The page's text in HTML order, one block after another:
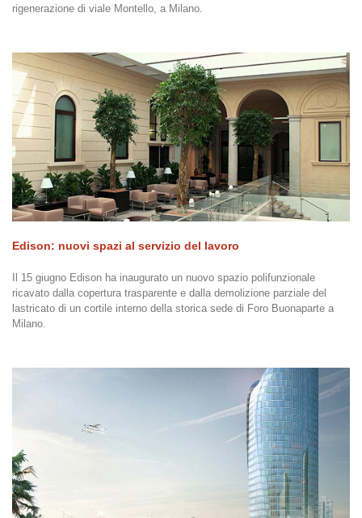
rigenerazione di viale Montello, a Milano.
Edison: nuovi spazi al servizio del lavoro
Il 15 giugno Edison ha inaugurato un nuovo spazio polifunzionale
ricavato dalla copertura trasparente e dalla demolizione parziale del
lastricato di un cortile interno della storica sede di Foro Buonaparte a
Milano.